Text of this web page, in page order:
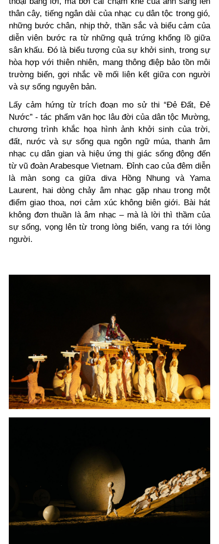
thân cây, tiếng ngân dài của nhạc cụ dân tộc trong gió,
những bước chân, nhịp thở, thần sắc và biểu cảm của
diễn viên bước ra từ những quả trứng khổng lồ giữa
sân khấu. Đó là biểu tượng của sự khởi sinh, trong sự
hòa hợp với thiên nhiên, mang thông điệp bảo tồn môi
trường biển, gợi nhắc về mối liên kết giữa con người
và sự sống nguyên bản.
Lấy cảm hứng từ trích đoạn mo sử thi “Đẻ Đất, Đẻ
Nước” - tác phẩm văn học lâu đời của dân tộc Mường,
chương trình khắc họa hình ảnh khởi sinh của trời,
đất, nước và sự sống qua ngôn ngữ múa, thanh âm
nhạc cụ dân gian và hiệu ứng thị giác sống động đến
từ vũ đoàn Arabesque Vietnam. Đỉnh cao của đêm diễn
là màn song ca giữa diva Hồng Nhung và Yama
Laurent, hai dòng chảy âm nhạc gặp nhau trong một
điểm giao thoa, nơi cảm xúc không biên giới. Bài hát
không đơn thuần là âm nhạc – mà là lời thì thầm của
sự sống, vọng lên từ trong lòng biển, vang ra tới lòng
người.